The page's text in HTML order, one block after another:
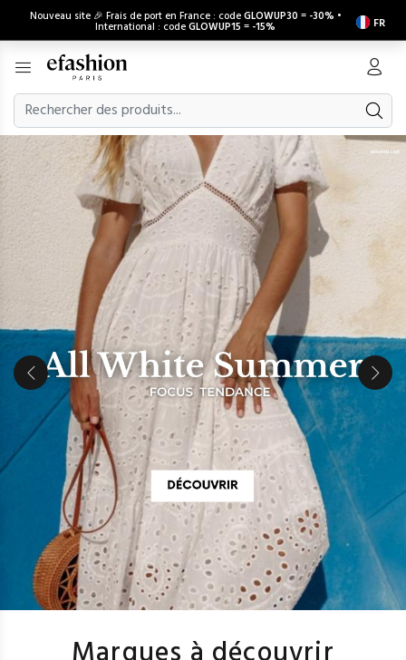
Nouveau site 🎉 Frais de port en France : codeGLOWUP30 = -30% •
International : codeGLOWUP15 = -15% FR